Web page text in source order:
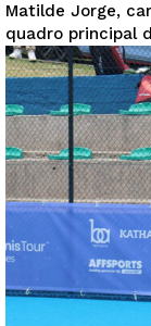
Matilde Jorge,